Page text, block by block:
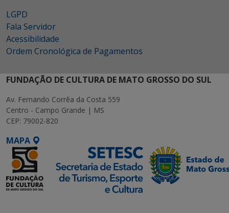
LGPD
Fala Servidor
Acessibilidade
Ordem Cronológica de Pagamentos
FUNDAÇÃO DE CULTURA DE MATO GROSSO DO SUL
Av. Fernando Corrêa da Costa 559
Centro - Campo Grande | MS
CEP: 79002-820
MAPA